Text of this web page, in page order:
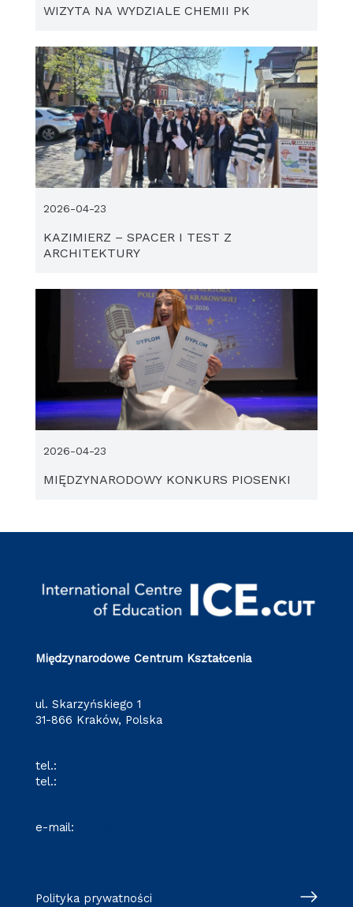
WIZYTA NA WYDZIALE CHEMII PK
KAZIMIERZ – SPACER I TEST Z
ARCHITEKTURY
2026-04-23
MIĘDZYNARODOWY KONKURS PIOSENKI
2026-04-23
Międzynarodowe Centrum Kształcenia
ul. Skarzyńskiego 1
31-866 Kraków, Polska
tel.:
tel.:
e-mail:
Polityka prywatności